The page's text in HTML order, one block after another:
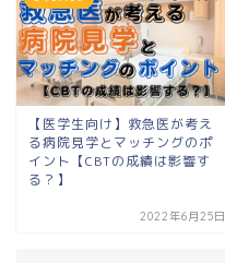
【医学生向け】救急医が考え
る病院見学とマッチングのポ
イント【CBTの成績は影響す
る？】
2022年6月25日